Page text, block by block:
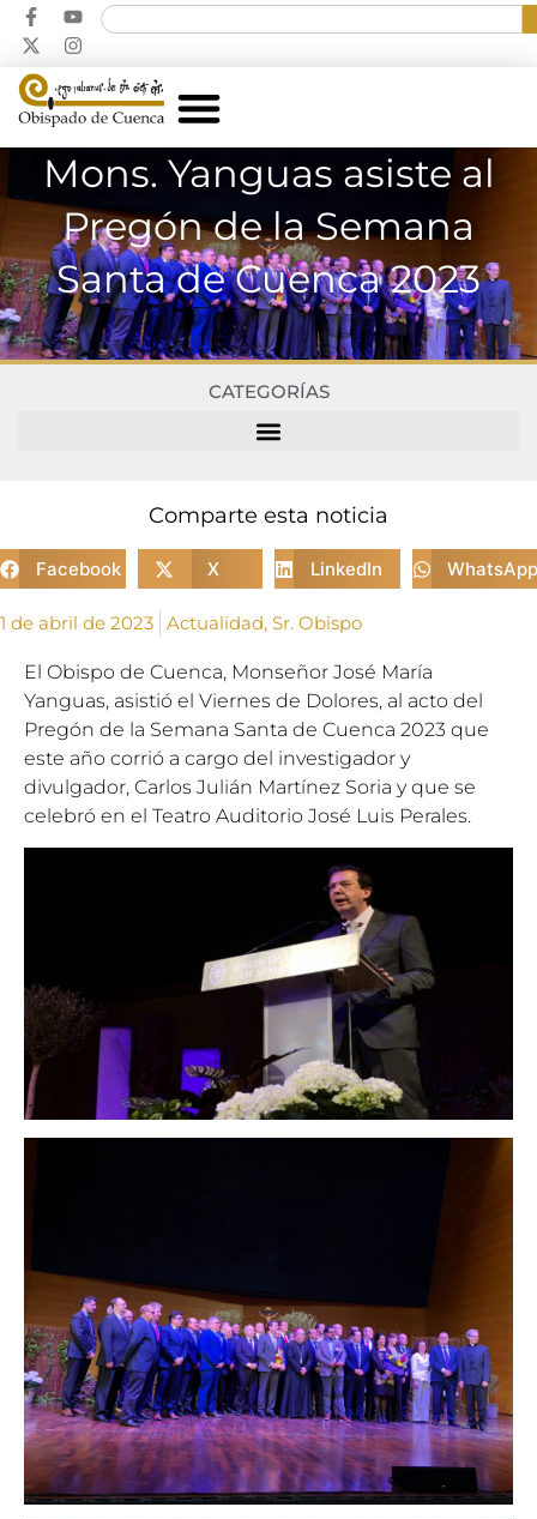
Mons. Yanguas asiste al
Pregón de la Semana
Santa de Cuenca 2023
CATEGORÍAS
Comparte esta noticia
Facebook X LinkedIn WhatsApp
1 de abril de 2023 Actualidad, Sr. Obispo
El Obispo de Cuenca, Monseñor José María
Yanguas, asistió el Viernes de Dolores, al acto del
Pregón de la Semana Santa de Cuenca 2023 que
este año corrió a cargo del investigador y
divulgador, Carlos Julián Martínez Soria y que se
celebró en el Teatro Auditorio José Luis Perales.